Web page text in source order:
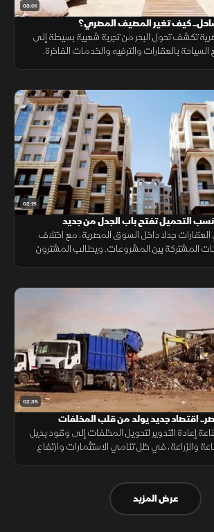
03:01
كيف تغير المصيف المصري؟
تكشف تحول البحر من تجربة شعبية بسيطة إلى
بالعقارات والترفيه والخدمات الفاخرة.
02:15
التحميل تفتح باب الجدل من جديد
جدلا داخل السوق المصرية، مع اختلاف
المشتركة بين المشروعات. ويطالب المشترون
02:35
اقتصاد جديد يولد من قلب المخلفات
إعادة التدوير لتحويل المخلفات إلى وقود بديل
والزراعة، في ظل تنامي الاستثمارات وارتفاع
عرض المزيد